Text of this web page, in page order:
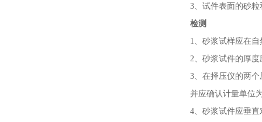
3、试件表面的砂
检测
1、砂浆试样应在
2、砂浆试件的厚
3、在择压仪的两
并应确认计量单位
4、砂浆试件应垂